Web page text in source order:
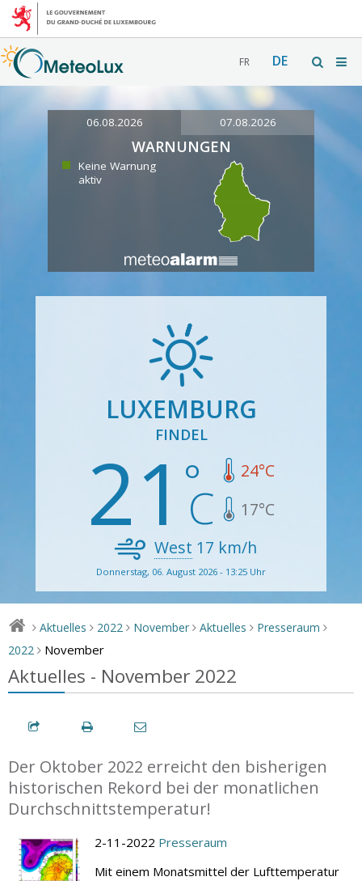
FR DE
06.08.2026 07.08.2026
WARNUNGEN
Keine Warnung
aktiv
LUXEMBURG
FINDEL
21 24°C
17°C
West 17 km/h
Donnerstag, 06. August 2026 - 13:25 Uhr
> Aktuelles > 2022 > November > Aktuelles > Presseraum >
2022 > November
Aktuelles - November 2022
Der Oktober 2022 erreicht den bisherigen
historischen Rekord bei der monatlichen
Durchschnittstemperatur!
2-11-2022 Presseraum
Mit einem Monatsmittel der Lufttemperatur